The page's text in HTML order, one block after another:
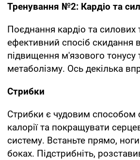
Тренування №2: Кардіо та
Поєднання кардіо та силових
ефективний спосіб скидання
підвищення м'язового тонусу
метаболізму. Ось декілька
Стрибки
Стрибки є чудовим способом
калорії та покращувати
систему. Встаньте прямо,
боках. Підстрибніть,